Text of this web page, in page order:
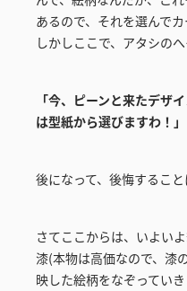
あるので、それを選んで
しかしここで、アタシの
「今、ピーンと来たデザ
は型紙から選びますわ！」
後になって、後悔するこ
さてここからは、いよい
漆(本物は高価なので、漆
映した絵柄をなぞっていき